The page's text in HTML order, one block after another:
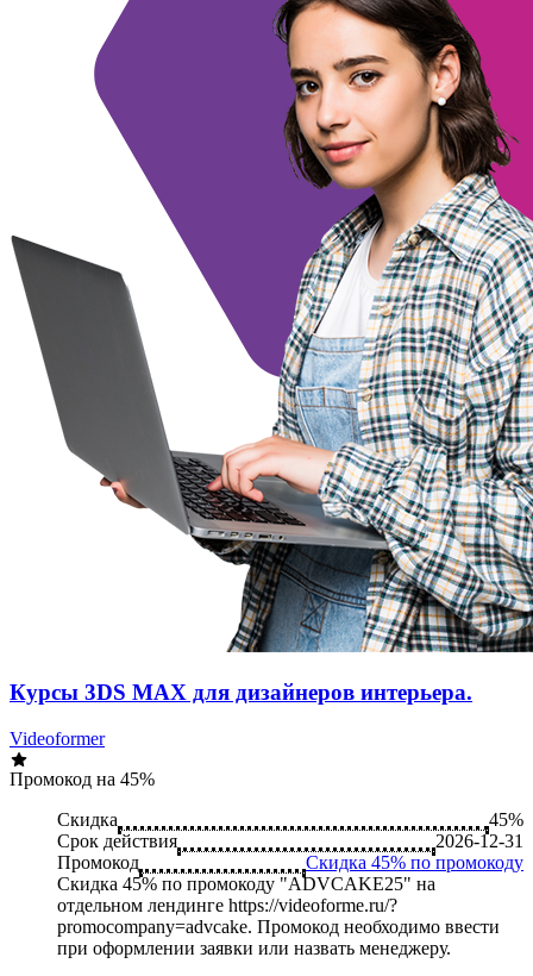
Курсы 3DS MAX для дизайнеров интерьера.
Videoformer
Промокод на 45%
Скидка
45%
Срок действия
2026-12-31
Промокод
Скидка 45% по промокоду
Скидка 45% по промокоду "ADVCAKE25" на
отдельном лендинге https://videoforme.ru/?
promocompany=advcake. Промокод необходимо ввести
при оформлении заявки или назвать менеджеру.